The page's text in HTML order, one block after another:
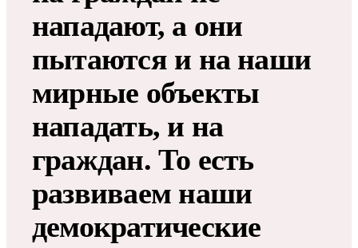
нападают, а они
пытаются и на наши
мирные объекты
нападать, и на
граждан. То есть
развиваем наши
демократические